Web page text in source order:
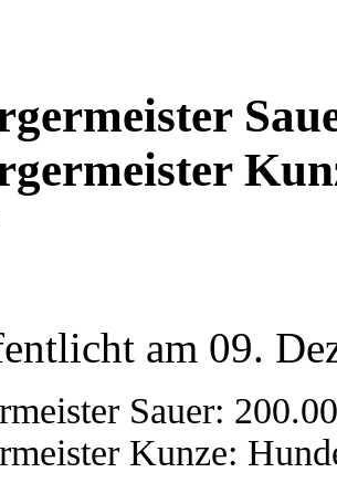
am 09.
Sauer:
Kunze: